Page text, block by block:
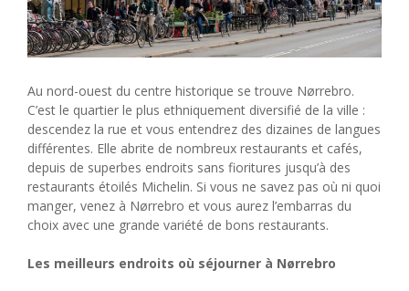
Au nord-ouest du centre historique se trouve Nørrebro.
C’est le quartier le plus ethniquement diversifié de la ville :
descendez la rue et vous entendrez des dizaines de langues
différentes. Elle abrite de nombreux restaurants et cafés,
depuis de superbes endroits sans fioritures jusqu’à des
restaurants étoilés Michelin. Si vous ne savez pas où ni quoi
manger, venez à Nørrebro et vous aurez l’embarras du
choix avec une grande variété de bons restaurants.
Les meilleurs endroits où séjourner à Nørrebro